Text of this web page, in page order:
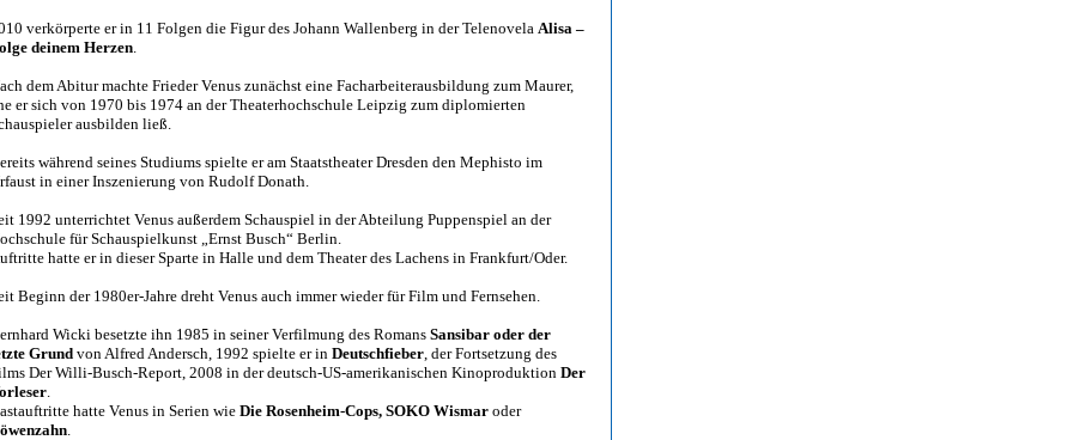
verkörperte er in 11 Folgen die Figur des Johann Wallenberg in der Telenovela Alisa –
deinem Herzen.
dem Abitur machte Frieder Venus zunächst eine Facharbeiterausbildung zum Maurer,
er sich von 1970 bis 1974 an der Theaterhochschule Leipzig zum diplomierten
ausbilden ließ.
während seines Studiums spielte er am Staatstheater Dresden den Mephisto im
in einer Inszenierung von Rudolf Donath.
1992 unterrichtet Venus außerdem Schauspiel in der Abteilung Puppenspiel an der
für Schauspielkunst „Ernst Busch“ Berlin.
hatte er in dieser Sparte in Halle und dem Theater des Lachens in Frankfurt/Oder.
Beginn der 1980er-Jahre dreht Venus auch immer wieder für Film und Fernsehen.
Wicki besetzte ihn 1985 in seiner Verfilmung des Romans Sansibar oder der
Grundvon Alfred Andersch, 1992 spielte er in Deutschfieber, der Fortsetzung des
Der Willi-Busch-Report, 2008 in der deutsch-US-amerikanischen Kinoproduktion Der
.
hatte Venus in Serien wie Die Rosenheim-Cops, SOKO Wismar oder
.